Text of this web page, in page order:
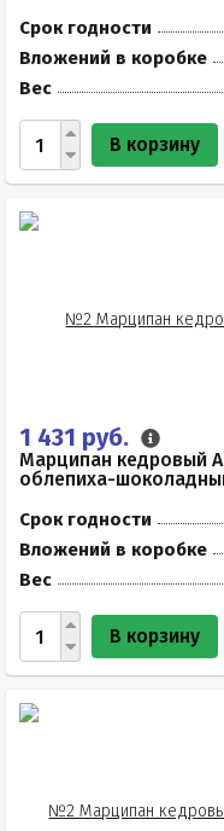
Срок годности
Вложений в коробке
Вес
В корзину
1 431 руб.
Марципан кедровый
облепиха-
Срок годности
Вложений в коробке
Вес
В корзину